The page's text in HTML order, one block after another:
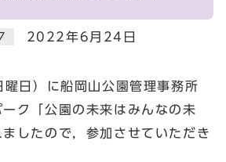
2022年6月24日
日）に船岡山公園管理事務所
ク「公園の未来はみんなの未
したので，参加させていただき